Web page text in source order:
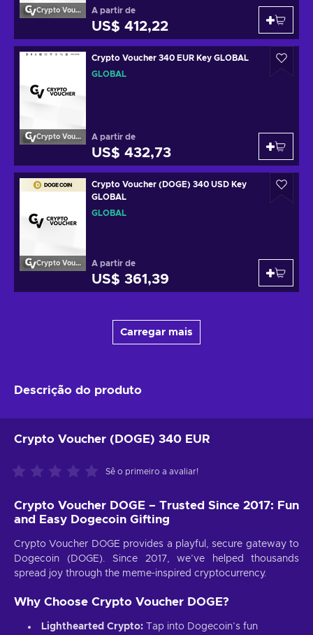
Crypto Voucher A partir de
US$ 412,22
Crypto Voucher
Crypto Voucher 340 EUR Key GLOBAL
GLOBAL
A partir de
US$ 432,73
Crypto Voucher
Crypto Voucher (DOGE) 340 USD Key
GLOBAL
GLOBAL
A partir de
US$ 361,39
Carregar mais
Descrição do produto
Crypto Voucher (DOGE) 340 EUR
Sê o primeiro a avaliar!
Crypto Voucher DOGE – Trusted Since 2017: Fun
and Easy Dogecoin Gifting
Crypto Voucher DOGE provides a playful, secure gateway to
Dogecoin (DOGE). Since 2017, we’ve helped thousands
spread joy through the meme-inspired cryptocurrency.
Why Choose Crypto Voucher DOGE?
Lighthearted Crypto: Tap into Dogecoin’s fun